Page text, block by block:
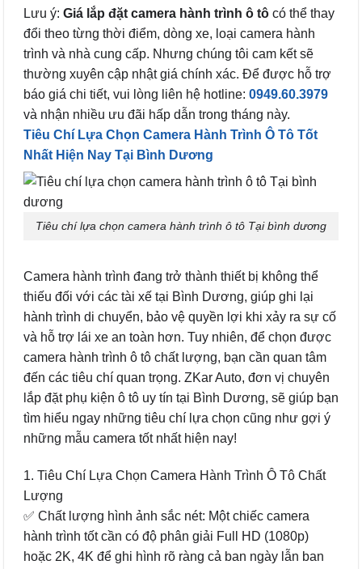
Lưu ý: Giá lắp đặt camera hành trình ô tô có thể thay
đổi theo từng thời điểm, dòng xe, loại camera hành
trình và nhà cung cấp. Nhưng chúng tôi cam kết sẽ
thường xuyên cập nhật giá chính xác. Để được hỗ trợ
báo giá chi tiết, vui lòng liên hệ hotline: 0949.60.3979
và nhận nhiều ưu đãi hấp dẫn trong tháng này.
Tiêu Chí Lựa Chọn Camera Hành Trình Ô Tô Tốt
Nhất Hiện Nay Tại Bình Dương
Tiêu chí lựa chọn camera hành trình ô tô Tại bình dương
Camera hành trình đang trở thành thiết bị không thể
thiếu đối với các tài xế tại Bình Dương, giúp ghi lại
hành trình di chuyển, bảo vệ quyền lợi khi xảy ra sự cố
và hỗ trợ lái xe an toàn hơn. Tuy nhiên, để chọn được
camera hành trình ô tô chất lượng, bạn cần quan tâm
đến các tiêu chí quan trọng. ZKar Auto, đơn vị chuyên
lắp đặt phụ kiện ô tô uy tín tại Bình Dương, sẽ giúp bạn
tìm hiểu ngay những tiêu chí lựa chọn cũng như gợi ý
những mẫu camera tốt nhất hiện nay!
1. Tiêu Chí Lựa Chọn Camera Hành Trình Ô Tô Chất
Lượng
✅ Chất lượng hình ảnh sắc nét: Một chiếc camera
hành trình tốt cần có độ phân giải Full HD (1080p)
hoặc 2K, 4K để ghi hình rõ ràng cả ban ngày lẫn ban